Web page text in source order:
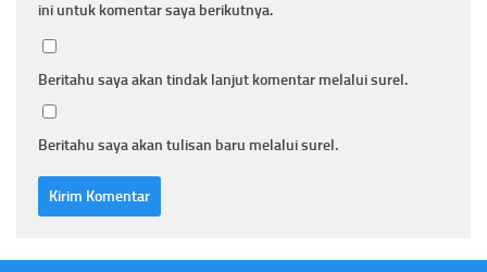
ini untuk komentar saya berikutnya.
Beritahu saya akan tindak lanjut komentar melalui surel.
Beritahu saya akan tulisan baru melalui surel.